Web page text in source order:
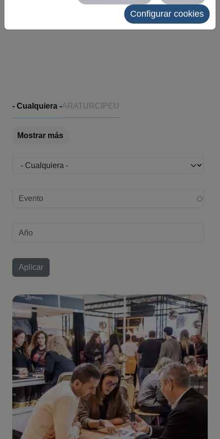
prohibido su uso comercial sin autorización
- Cualquiera -ARATURCIPEU
Mostrar más
Recinto
Edición evento
Año
Imagen
Configurar cookies